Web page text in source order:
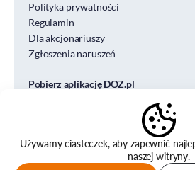
Polityka prywatności
Regulamin
Dla akcjonariuszy
Zgłoszenia naruszeń
Pobierz aplikację DOZ.pl
© DOZ
Używamy ciasteczek, aby zapewnić
naszej witryny.